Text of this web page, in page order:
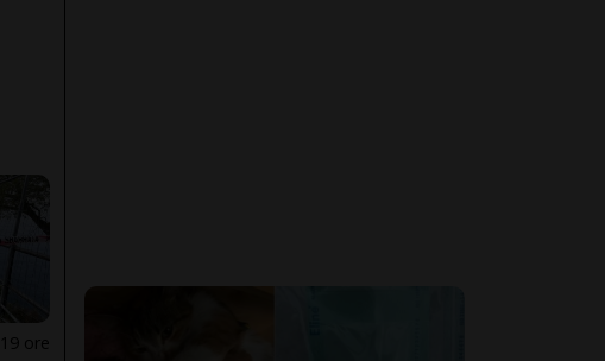
19 ore